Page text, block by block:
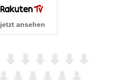
jetzt ansehen